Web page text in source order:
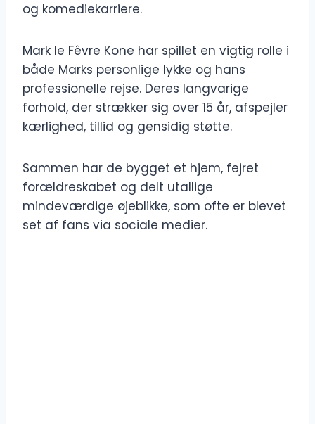
og komediekarriere.
Mark le Fêvre Kone har spillet en vigtig rolle i
både Marks personlige lykke og hans
professionelle rejse. Deres langvarige
forhold, der strækker sig over 15 år, afspejler
kærlighed, tillid og gensidig støtte.
Sammen har de bygget et hjem, fejret
forældreskabet og delt utallige
mindeværdige øjeblikke, som ofte er blevet
set af fans via sociale medier.